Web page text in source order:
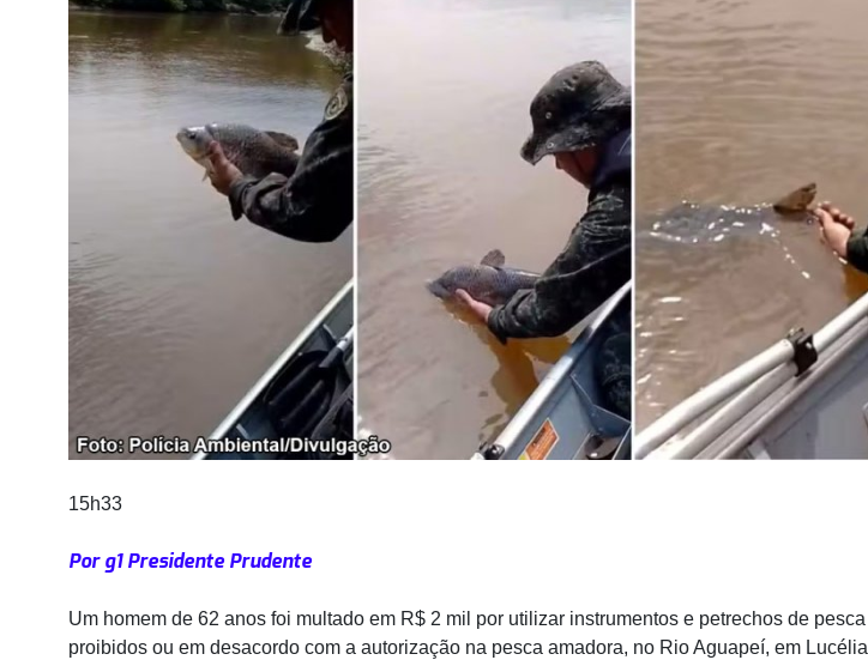
15h33
Por g1 Presidente Prudente
Um homem de 62 anos foi multado em R$ 2 mil por utilizar instrumentos e petrechos de pesca
proibidos ou em desacordo com a autorização na pesca amadora, no Rio Aguapeí, em Lucélia